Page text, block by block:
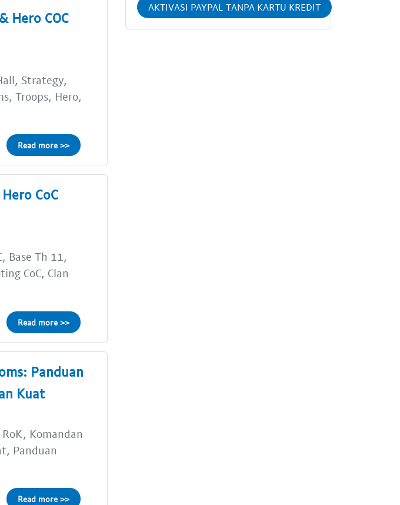
Hero COC
Strategy,
Troops, Hero,
Read more >>
CoC
Base Th 11,
CoC, Clan
Read more >>
Panduan
Kuat
Komandan
Panduan
Read more >>
AKTIVASI PAYPAL TANPA KARTU KREDIT